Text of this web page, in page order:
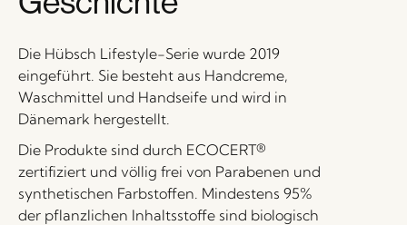
Die Hübsch Lifestyle-Serie wurde 2019
eingeführt. Sie besteht aus Handcreme,
Waschmittel und Handseife und wird in
Dänemark hergestellt.
Die Produkte sind durch ECOCERT®
zertifiziert und völlig frei von Parabenen und
synthetischen Farbstoffen. Mindestens 95%
der pflanzlichen Inhaltsstoffe sind biologisch